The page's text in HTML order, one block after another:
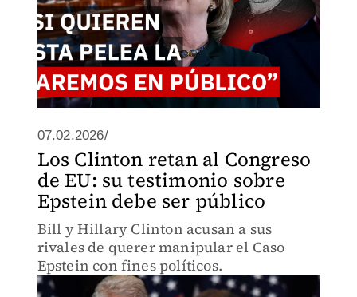
07.02.2026/
Los Clinton retan al Congreso
de EU: su testimonio sobre
Epstein debe ser público
Bill y Hillary Clinton acusan a sus
rivales de querer manipular el Caso
Epstein con fines políticos.